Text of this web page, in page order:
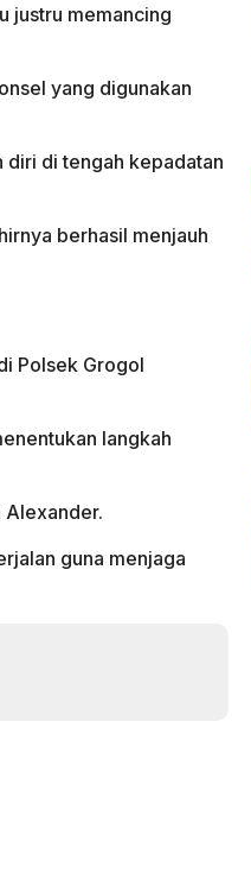
justru memancing
yang digunakan
diri di tengah kepadatan
berhasil menjauh
Polsek Grogol
langkah
Alexander.
guna menjaga